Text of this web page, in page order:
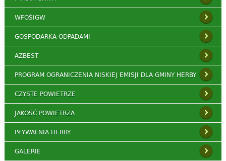
WFOŚIGW
GOSPODARKA ODPADAMI
AZBEST
PROGRAM OGRANICZENIA NISKIEJ EMISJI DLA GMINY HERBY
CZYSTE POWIETRZE
JAKOŚĆ POWIETRZA
PŁYWALNIA HERBY
GALERIE